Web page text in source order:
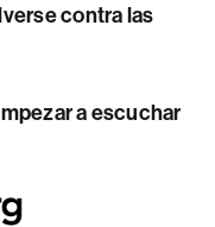
contra las
a escuchar